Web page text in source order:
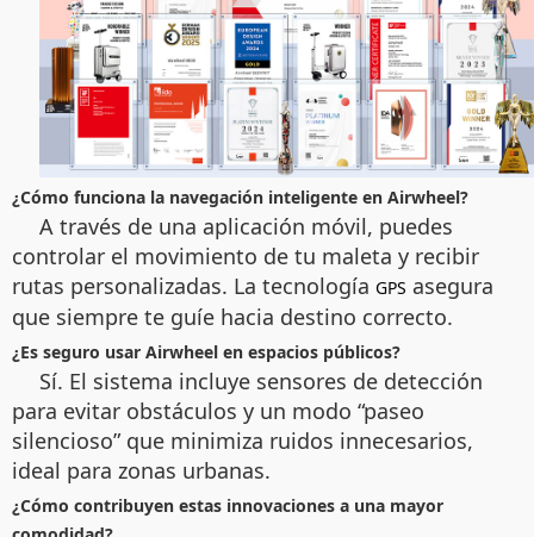
¿Cómo funciona la navegación inteligente en Airwheel?
A través de una aplicación móvil, puedes
controlar el movimiento de tu maleta y recibir
rutas personalizadas. La tecnología GPS asegura
que siempre te guíe hacia destino correcto.
¿Es seguro usar Airwheel en espacios públicos?
Sí. El sistema incluye sensores de detección
para evitar obstáculos y un modo “paseo
silencioso” que minimiza ruidos innecesarios,
ideal para zonas urbanas.
¿Cómo contribuyen estas innovaciones a una mayor